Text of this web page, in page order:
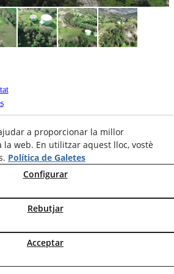
de Manresa 50-60 - 08280 CALAF -
- Tots els drets reservats.
a proporcionar la millor
la web. En utilitzar aquest lloc, vostè
Política de Galetes
Configurar
Rebutjar
Acceptar